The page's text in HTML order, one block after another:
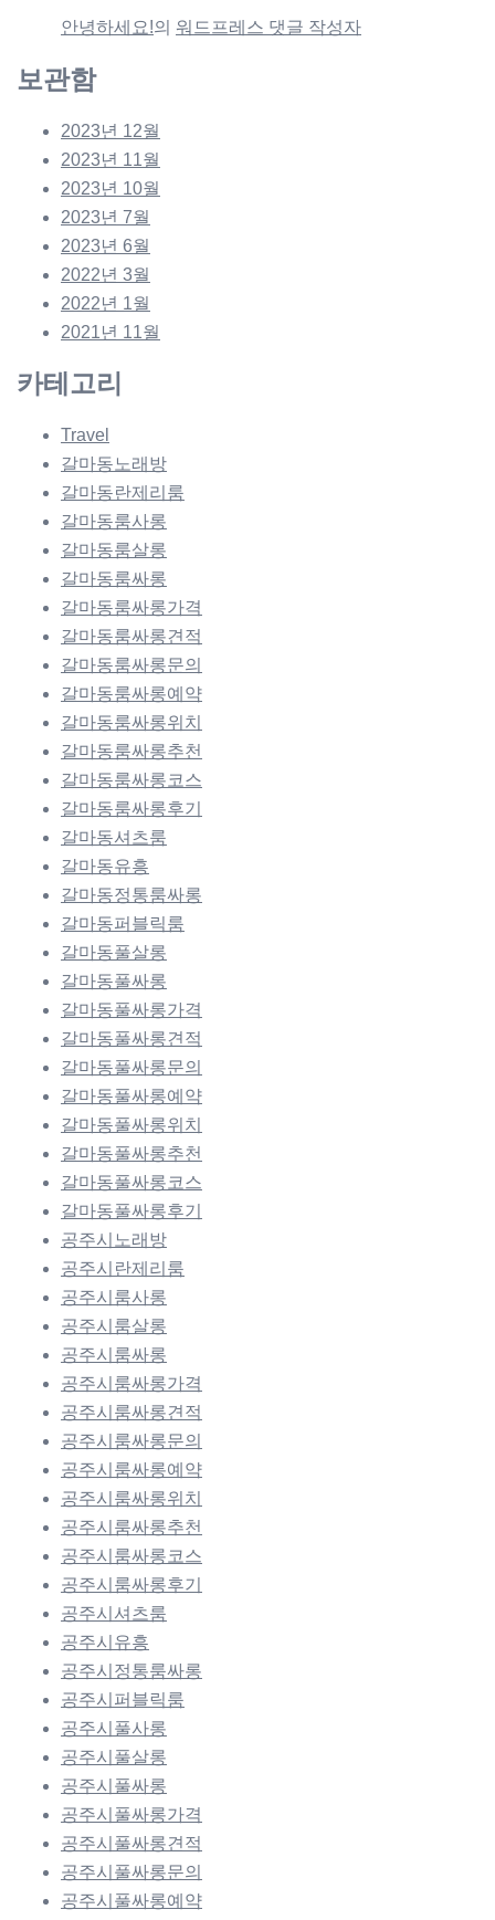
안녕하세요!의 워드프레스 댓글 작성자
보관함
2023년 12월
2023년 11월
2023년 10월
2023년 7월
2023년 6월
2022년 3월
2022년 1월
2021년 11월
카테고리
Travel
갈마동노래방
갈마동란제리룸
갈마동룸사롱
갈마동룸살롱
갈마동룸싸롱
갈마동룸싸롱가격
갈마동룸싸롱견적
갈마동룸싸롱문의
갈마동룸싸롱예약
갈마동룸싸롱위치
갈마동룸싸롱추천
갈마동룸싸롱코스
갈마동룸싸롱후기
갈마동셔츠룸
갈마동유흥
갈마동정통룸싸롱
갈마동퍼블릭룸
갈마동풀살롱
갈마동풀싸롱
갈마동풀싸롱가격
갈마동풀싸롱견적
갈마동풀싸롱문의
갈마동풀싸롱예약
갈마동풀싸롱위치
갈마동풀싸롱추천
갈마동풀싸롱코스
갈마동풀싸롱후기
공주시노래방
공주시란제리룸
공주시룸사롱
공주시룸살롱
공주시룸싸롱
공주시룸싸롱가격
공주시룸싸롱견적
공주시룸싸롱문의
공주시룸싸롱예약
공주시룸싸롱위치
공주시룸싸롱추천
공주시룸싸롱코스
공주시룸싸롱후기
공주시셔츠룸
공주시유흥
공주시정통룸싸롱
공주시퍼블릭룸
공주시풀사롱
공주시풀살롱
공주시풀싸롱
공주시풀싸롱가격
공주시풀싸롱견적
공주시풀싸롱문의
공주시풀싸롱예약